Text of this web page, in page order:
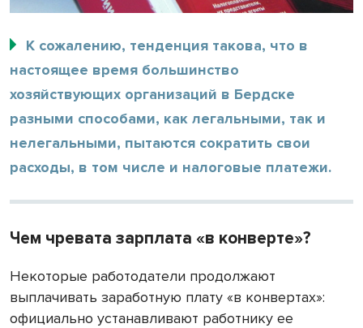
К сожалению, тенденция такова, что в
настоящее время большинство
хозяйствующих организаций в Бердске
разными способами, как легальными, так и
нелегальными, пытаются сократить свои
расходы, в том числе и налоговые платежи.
Чем чревата зарплата «в конверте»?
Некоторые работодатели продолжают
выплачивать заработную плату «в конвертах»:
официально устанавливают работнику ее